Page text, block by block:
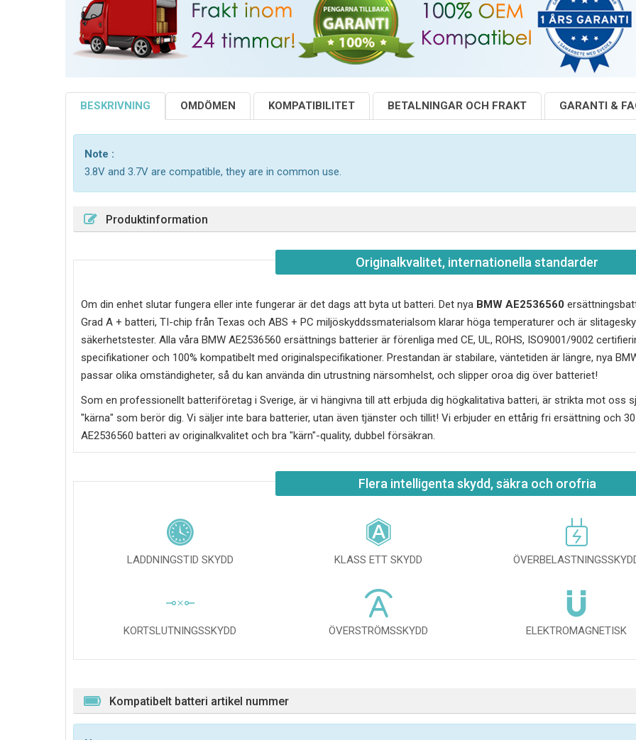
BESKRIVNING OMDÖMEN KOMPATIBILITET BETALNINGAR OCH FRAKT GARANTI &
Note :
3.8V and 3.7V are compatible, they are in common use.
Produktinformation
Originalkvalitet, internationella standarder
Om din enhet slutar fungera eller inte fungerar är det dags att byta ut batteri. Det nya BMW AE2536560
Grad A + batteri, TI-chip från Texas och ABS + PC miljöskyddssmaterialsom klarar höga temperaturer och är
säkerhetstester. Alla våra BMW AE2536560 ersättnings batterier är förenliga med CE, UL, ROHS, ISO9001/9002
specifikationer och 100% kompatibelt med originalspecifikationer. Prestandan är stabilare, väntetiden är längre, nya
passar olika omständigheter, så du kan använda din utrustning närsomhelst, och slipper oroa dig över batteriet!
Som en professionellt batteriföretag i Sverige, är vi hängivna till att erbjuda dig högkalitativa batteri, är strikta mot oss
"kärna" som berör dig. Vi säljer inte bara batterier, utan även tjänster och tillit! Vi erbjuder en ettårig fri ersättning och
AE2536560 batteri av originalkvalitet och bra "kärn"-quality, dubbel försäkran.
Flera intelligenta skydd, säkra och orofria
LADDNINGSTID SKYDD KLASS ETT SKYDD
KORTSLUTNINGSSKYDD ÖVERSTRÖMSSKYDD ELEKTROMAGNETISK
Kompatibelt batteri artikel nummer